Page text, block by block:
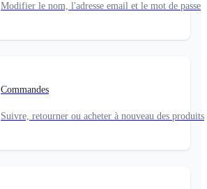
Modifier le nom, l'adresse email et le mot de passe
Commandes
Suivre, retourner ou acheter à nouveau des produits